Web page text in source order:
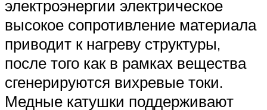
электроэнергии электрическое
высокое сопротивление материала
приводит к нагреву структуры,
после того как в рамках вещества
сгенерируются вихревые токи.
Медные катушки поддерживают